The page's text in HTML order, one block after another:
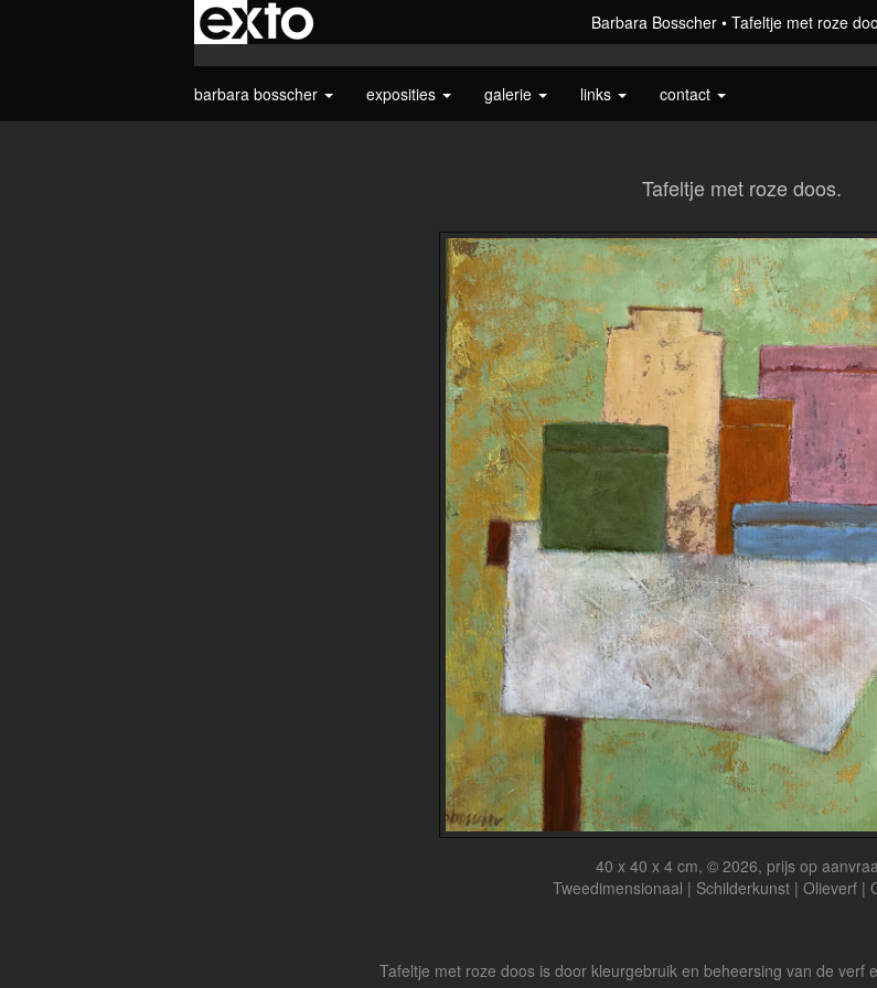
Barbara Bosscher Tafeltje met roze
barbara bosscher exposities galerie links contact
Tafeltje met roze doos.
40 x 40 x 4 cm, © 2026, prijs op
Tweedimensionaal | Schilderkunst | Olieverf |
Tafeltje met roze doos is door kleurgebruik en beheersing van de verf